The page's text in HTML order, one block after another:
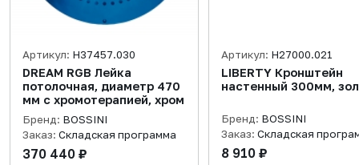
Артикул: H37457.030
DREAM RGB Лейка
потолочная, диаметр 470
мм с хромотерапией, хром
Бренд: BOSSINI
Заказ: Складская программа
370 440 ₽
Артикул: H27000.021
LIBERTY Кронштейн
настенный 300мм,
Бренд: BOSSINI
Заказ: Складская
8 910 ₽